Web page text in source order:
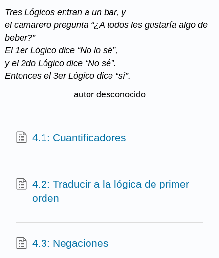
Tres Lógicos entran a un bar, y
el camarero pregunta “¿A todos les gustaría algo de
beber?”
El 1er Lógico dice “No lo sé”,
y el 2do Lógico dice “No sé”.
Entonces el 3er Lógico dice “sí”.
autor desconocido
4.1: Cuantificadores
4.2: Traducir a la lógica de primer
orden
4.3: Negaciones